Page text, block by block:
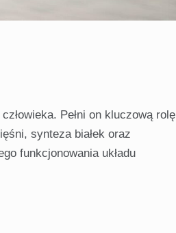
Pełni on kluczową rolę
synteza białek oraz
funkcjonowania układu